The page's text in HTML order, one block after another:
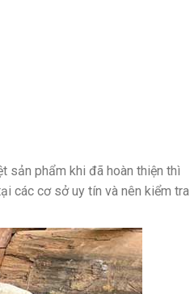
sản phẩm khi đã hoàn thiện thì
các cơ sở uy tín và nên kiểm tra